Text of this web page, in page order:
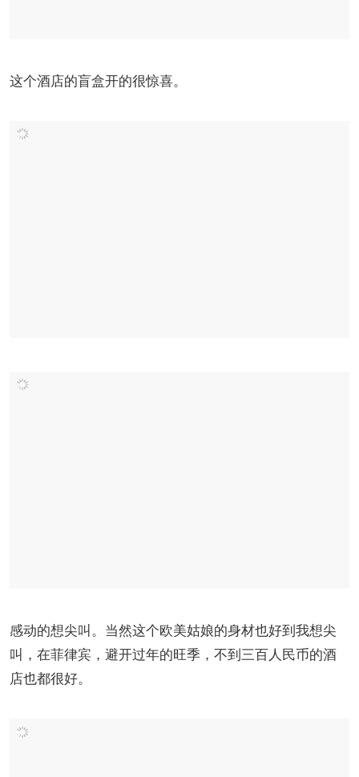
这个酒店的盲盒开的很惊喜。
感动的想尖叫。当然这个欧美姑娘的身材也好到我想尖
叫，在菲律宾，避开过年的旺季，不到三百人民币的酒
店也都很好。